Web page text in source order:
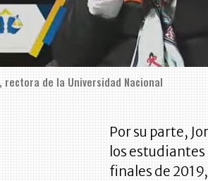
rectora de la Universidad Nacional
Por su parte,
los
finales de